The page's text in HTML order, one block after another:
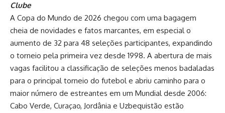
Clube
A Copa do Mundo de 2026 chegou com uma bagagem
cheia de novidades e fatos marcantes, em especial o
aumento de 32 para 48 seleções participantes, expandindo
o torneio pela primeira vez desde 1998. A abertura de mais
vagas facilitou a classificação de seleções menos badaladas
para o principal torneio do futebol e abriu caminho para o
maior número de estreantes em um Mundial desde 2006:
Cabo Verde, Curaçao, Jordânia e Uzbequistão estão